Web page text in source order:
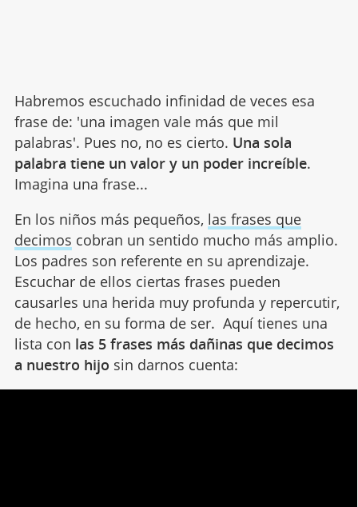
Habremos escuchado infinidad de veces esa
frase de: 'una imagen vale más que mil
palabras'. Pues no, no es cierto. Una sola
palabra tiene un valor y un poder increíble.
Imagina una frase...
En los niños más pequeños, las frases que
decimos cobran un sentido mucho más amplio.
Los padres son referente en su aprendizaje.
Escuchar de ellos ciertas frases pueden
causarles una herida muy profunda y repercutir,
de hecho, en su forma de ser. Aquí tienes una
lista con las 5 frases más dañinas que decimos
a nuestro hijo sin darnos cuenta: